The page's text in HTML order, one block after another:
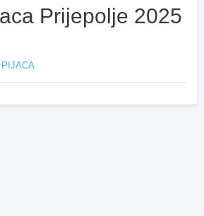
Prijepolje 2025
PIJACA